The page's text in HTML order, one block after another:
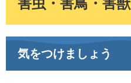
へ
害虫・害鳥・害獣
気をつけましょう